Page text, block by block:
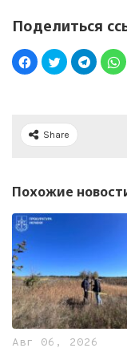
Поделиться
Share
Похожие
Авг 06, 2026